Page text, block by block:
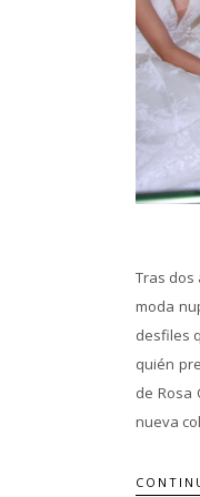
Tras dos
moda
desfiles
quién
de Rosa
nueva